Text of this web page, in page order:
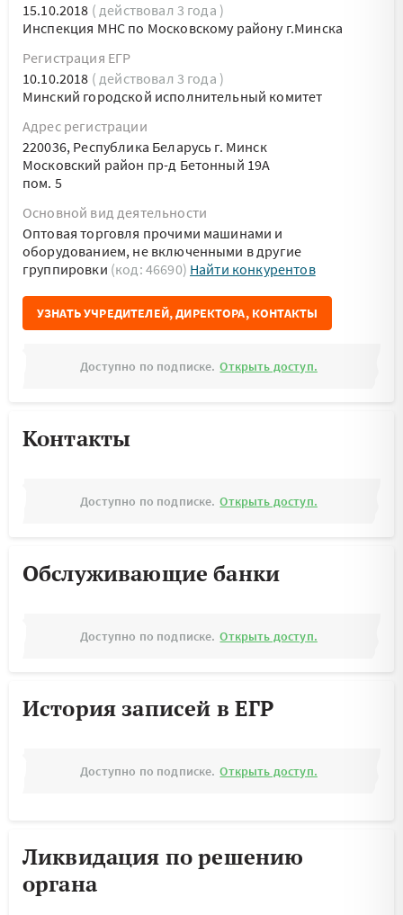
15.10.2018 ( действовал 3 года )
Инспекция МНС по Московскому району г.Минска
Регистрация ЕГР
10.10.2018 ( действовал 3 года )
Минский городской исполнительный комитет
Адрес регистрации
220036, Республика Беларусь г. Минск
Московский район пр-д Бетонный 19А
пом. 5
Основной вид деятельности
Оптовая торговля прочими машинами и
оборудованием, не включенными в другие
группировки (код: 46690) Найти конкурентов
УЗНАТЬ УЧРЕДИТЕЛЕЙ, ДИРЕКТОРА, КОНТАКТЫ
Доступно по подписке. Открыть доступ.
Контакты
Доступно по подписке. Открыть доступ.
Обслуживающие банки
Доступно по подписке. Открыть доступ.
История записей в ЕГР
Доступно по подписке. Открыть доступ.
Ликвидация по решению
органа